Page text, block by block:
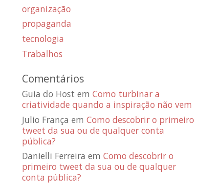
organização
propaganda
tecnologia
Trabalhos
Comentários
Guia do Host em Como turbinar a
criatividade quando a inspiração não vem
Julio França em Como descobrir o primeiro
tweet da sua ou de qualquer conta
pública?
Danielli Ferreira em Como descobrir o
primeiro tweet da sua ou de qualquer
conta pública?